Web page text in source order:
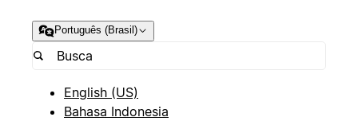
Português (Brasil)
English (US)
Bahasa Indonesia